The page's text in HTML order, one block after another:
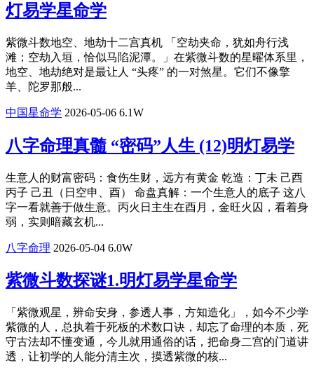
灯易学星命学
紫微斗数地空、地劫十二宫真机 「空劫夹命，犹如舟行浅
滩；空劫入垣，恰似马陷泥潭。」在紫微斗数的星曜体系里，
地空、地劫绝对是最让人 “头疼” 的一对煞星。它们不像擎
羊、陀罗那般...
中国星命学 2026-05-06 6.1W
八字命理真髓 “密码”人生 (12)明灯易学
生意人的财富密码：食伤生财，远方有黄金 乾造：丁未 己酉
丙子 己丑（日空申、酉） 命盘真解：一个生意人的底子 这八
字一看就善于做生意。丙火日主生在酉月，金旺火囚，看着身
弱，实则暗藏玄机...
八字命理 2026-05-04 6.0W
紫微斗数探谜1.明灯易学星命学
「紫微观星，辨命安身，参透人事，方知造化」，如今不少学
紫微的人，总执着于死板的术数口诀，却忘了命理的本质，死
守古法却不懂变通，今儿就用通俗的话，把命身二宫的门道讲
透，让初学的人能分清主次，摸透紫微的核...